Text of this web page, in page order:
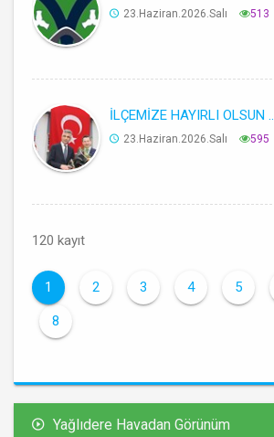
23.Haziran.2026.Salı 513
İLÇEMİZE HAYIRLI OLSUN ..
23.Haziran.2026.Salı 595
120 kayıt
1 2 3 4 5
8
Yağlıdere Havadan Görünüm